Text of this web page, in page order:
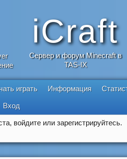
iCraft
Сервер и форум Minecraft в
TAS-IX
играть Информация
Вход
войдите или зарегистрируйтесь.